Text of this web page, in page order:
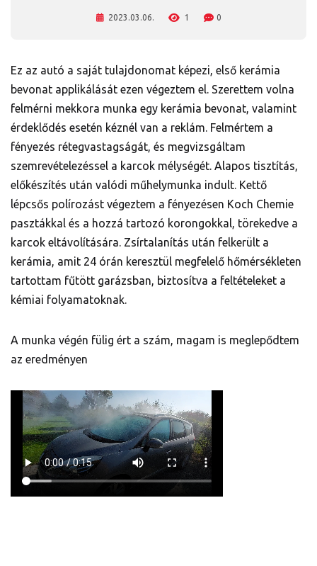
2023.03.06. 1 0
Ez az autó a saját tulajdonomat képezi, első kerámia
bevonat applikálását ezen végeztem el. Szerettem volna
felmérni mekkora munka egy kerámia bevonat, valamint
érdeklődés esetén kéznél van a reklám. Felmértem a
fényezés rétegvastagságát, és megvizsgáltam
szemrevételezéssel a karcok mélységét. Alapos tisztítás,
előkészítés után valódi műhelymunka indult. Kettő
lépcsős polírozást végeztem a fényezésen Koch Chemie
pasztákkal és a hozzá tartozó korongokkal, törekedve a
karcok eltávolítására. Zsírtalanítás után felkerült a
kerámia, amit 24 órán keresztül megfelelő hőmérsékleten
tartottam fűtött garázsban, biztosítva a feltételeket a
kémiai folyamatoknak.
A munka végén fülig ért a szám, magam is meglepődtem
az eredményen